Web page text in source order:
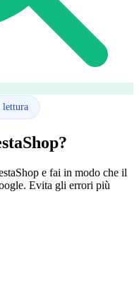
e fai in modo che il
Evita gli errori più